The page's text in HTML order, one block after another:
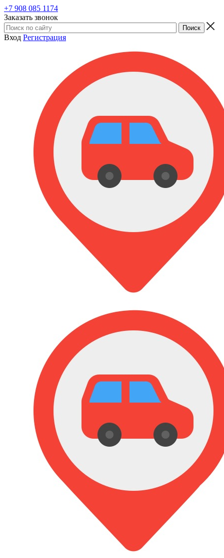
+7 908 085 1174
Заказать звонок
Вход Регистрация